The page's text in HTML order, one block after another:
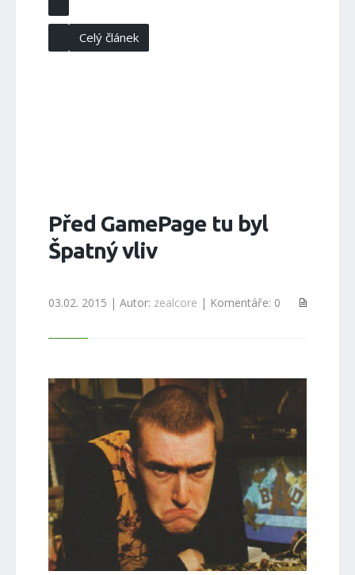
Celý článek
Před GamePage tu byl
Špatný vliv
03.02. 2015 | Autor: zealcore | Komentáře: 0